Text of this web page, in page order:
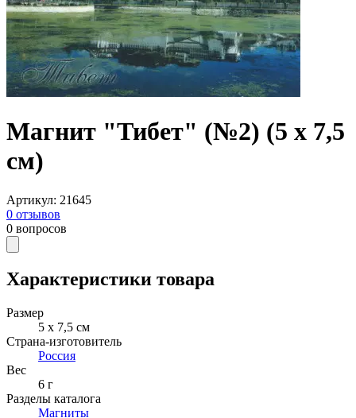
Магнит "Тибет" (№2) (5 x 7,5
см)
Артикул: 21645
0 отзывов
0 вопросов
Характеристики товара
Размер
5 x 7,5 см
Страна-изготовитель
Россия
Вес
6 г
Разделы каталога
Магниты